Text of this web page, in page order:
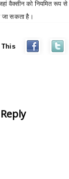
वैक्सीन को नियमित रूप
सकता है।
This